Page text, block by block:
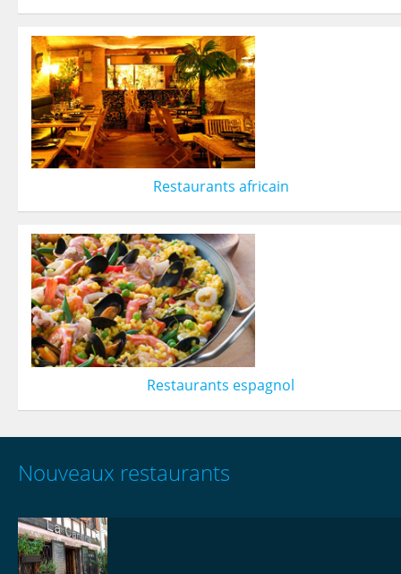
Restaurants africain
Restaurants espagnol
Nouveaux restaurants